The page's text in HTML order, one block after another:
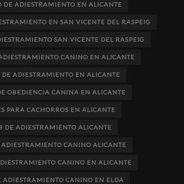
DE ADIESTRAMIENTO EN ALICANTE
EN SAN VICENTE DEL RASPEIG
SAN VICENTE DEL RASPEIG
CANINO EN ALICANTE
DE ADIESTRAMIENTO EN ALICANTE
OBEDIENCIA CANINA EN ALICANTE
PARA CACHORROS EN ALICANTE
DE ADIESTRAMIENTO ALICANTE
ADIESTRAMIENTO CANINO ALICANTE
CANINO EN ALICANTE
ADIESTRAMIENTO CANINO EN ELDA